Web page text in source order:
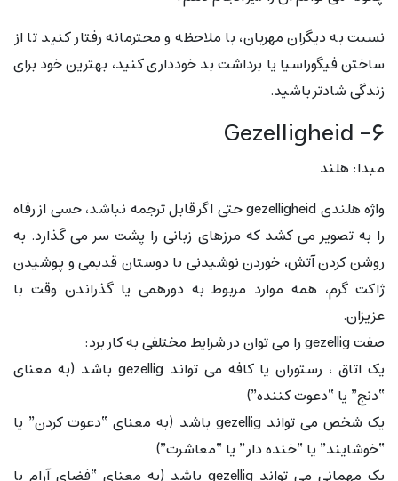
نسبت به دیگران مهربان، با ملاحظه و محترمانه رفتار کنید تا از
ساختن فیگوراسیا یا برداشت بد خودداری کنید، بهترین خود برای
زندگی شادتر باشید.
۶- Gezelligheid
مبدا: هلند
واژه هلندی gezelligheid حتی اگر قابل ترجمه نباشد، حسی از رفاه
را به تصویر می کشد که مرزهای زبانی را پشت سر می گذارد. به
روشن کردن آتش، خوردن نوشیدنی با دوستان قدیمی و پوشیدن
ژاکت گرم، همه موارد مربوط به دورهمی یا گذراندن وقت با
عزیزان.
صفت gezellig را می توان در شرایط مختلفی به کار برد:
یک اتاق ، رستوران یا کافه می تواند gezellig باشد (به معنای
“دنج” یا “دعوت کننده”)
یک شخص می تواند gezellig باشد (به معنای “دعوت کردن” یا
“خوشایند” یا “خنده دار” یا “معاشرت”)